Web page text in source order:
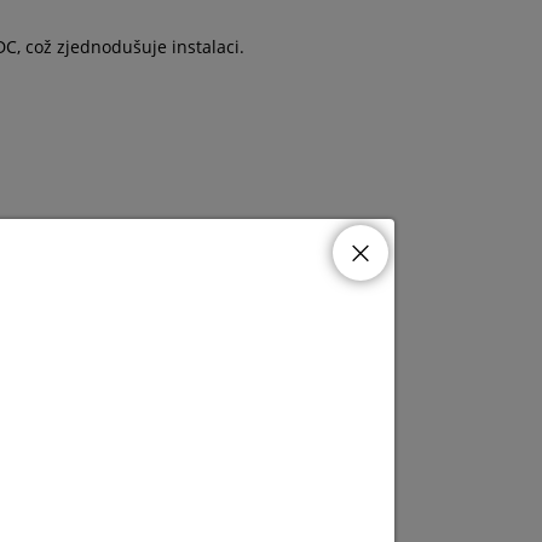
což zjednodušuje instalaci.